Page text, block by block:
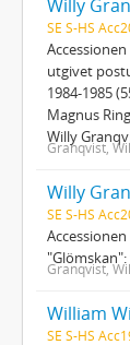
SE S-HS
utgivet
1984-1985
Magnus
Willy
Granqvist,
SE S-HS
Granqvist,
William
SE S-HS